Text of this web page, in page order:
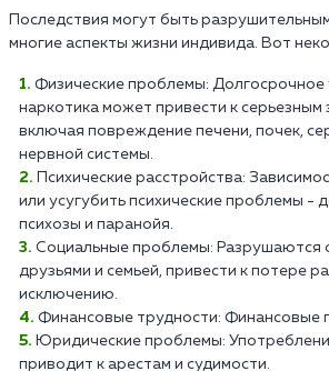
Последствия могут быть
многие аспекты жизни индивида. Вот
Физические проблемы: Долгосрочное
наркотика может привести к серьезным
включая повреждение печени, почек,
нервной системы.
Психические расстройства:
или усугубить психические проблемы -
психозы и паранойя.
Социальные проблемы: Разрушаются
друзьями и семьей, привести к потере
исключению.
Финансовые трудности: Финансовые
Юридические проблемы:
приводит к арестам и судимости.